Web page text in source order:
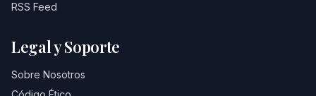
RSS Feed
Legal y Soporte
Sobre Nosotros